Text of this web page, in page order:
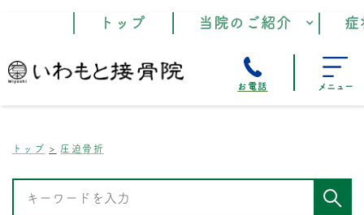
トップ 当院のご紹介
お電話 メニュー
トップ 圧迫骨折